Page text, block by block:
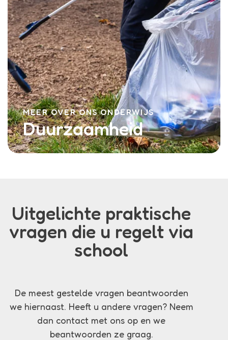
MEER OVER ONS ONDERWIJS
Duurzaamheid
Uitgelichte praktische
vragen die u regelt via
school
De meest gestelde vragen beantwoorden
we hiernaast. Heeft u andere vragen? Neem
dan contact met ons op en we
beantwoorden ze graag.